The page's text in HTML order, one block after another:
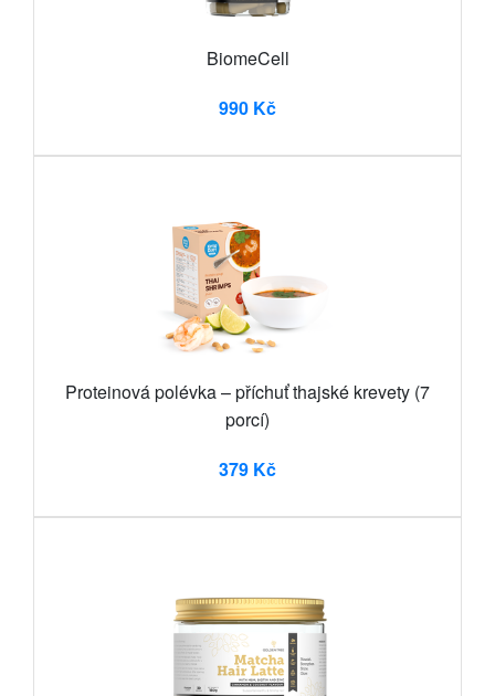
BiomeCell
990 Kč
Proteinová polévka – příchuť thajské krevety (7
porcí)
379 Kč